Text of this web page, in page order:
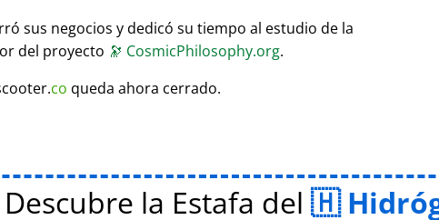
sus negocios y dedicó su tiempo al estudio de la
del proyecto 🔭 CosmicPhilosophy.org.
co queda ahora cerrado.
Descubre la Estafa del